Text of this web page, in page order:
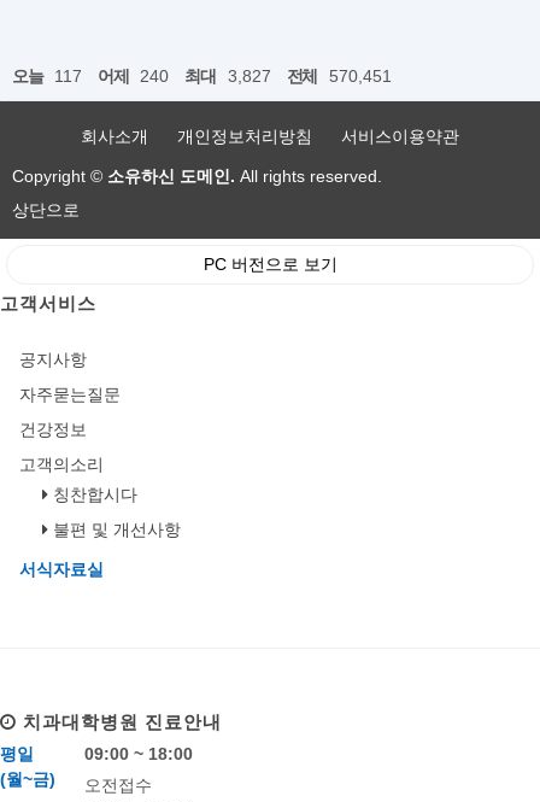
오늘 117 어제 240 최대 3,827 전체 570,451
회사소개 개인정보처리방침 서비스이용약관
Copyright © 소유하신 도메인. All rights reserved.
상단으로
PC 버전으로 보기
고객서비스
공지사항
자주묻는질문
건강정보
고객의소리
칭찬합시다
불편 및 개선사항
서식자료실
치과대학병원 진료안내
평일
(월~금)
09:00 ~ 18:00
오전접수